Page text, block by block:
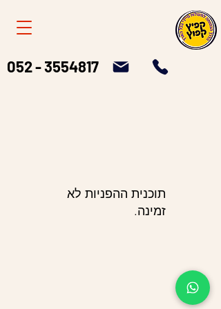
052 - 3554817
תוכנית ההפניות לא
זמינה.